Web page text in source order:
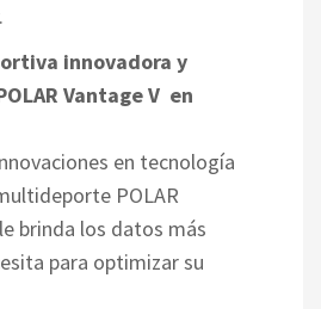
innovadora y
Vantage V en
en tecnología
POLAR
brinda los datos más
para optimizar su